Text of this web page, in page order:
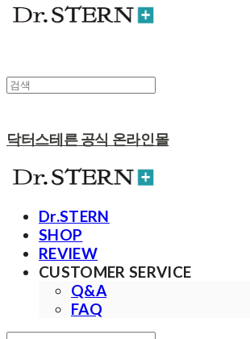
닥터스테른 공식 온라인몰
Dr.STERN
SHOP
REVIEW
CUSTOMER SERVICE
Q&A
FAQ